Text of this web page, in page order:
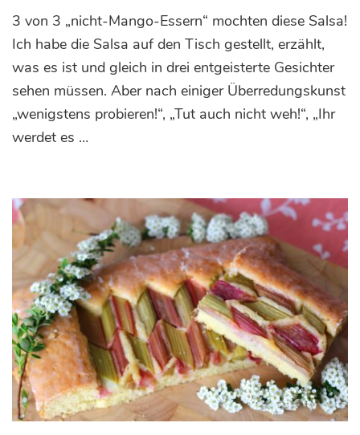
Mango-
Paprika-
Salsa
3 von 3 „nicht-Mango-Essern“ mochten diese Salsa!
Ich habe die Salsa auf den Tisch gestellt, erzählt,
was es ist und gleich in drei entgeisterte Gesichter
sehen müssen. Aber nach einiger Überredungskunst
„wenigstens probieren!“, „Tut auch nicht weh!“, „Ihr
werdet es …